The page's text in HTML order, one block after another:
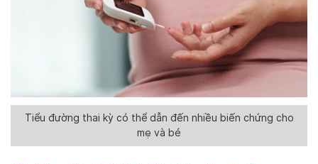
Tiểu đường thai kỳ có thể dẫn đến nhiều biến chứng cho
mẹ và bé